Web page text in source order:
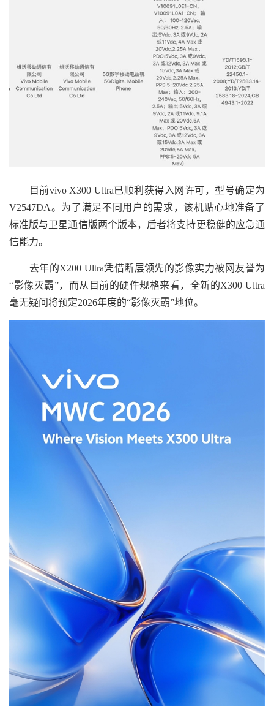
目前vivo X300 Ultra已顺利获得入网许可，型号确定为
V2547DA。为了满足不同用户的需求，该机贴心地准备了
标准版与卫星通信版两个版本，后者将支持更稳健的应急通
信能力。
去年的X200 Ultra凭借断层领先的影像实力被网友誉为
“影像灭霸”，而从目前的硬件规格来看，全新的X300 Ultra
毫无疑问将预定2026年度的“影像灭霸”地位。